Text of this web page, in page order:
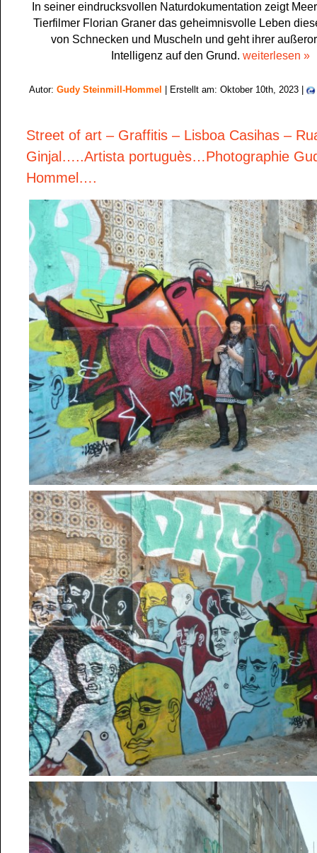
In seiner eindrucksvollen Naturdokumentation zeigt
Tierfilmer Florian Graner das geheimnisvolle Leben
von Schnecken und Muscheln und geht ihrer
Intelligenz auf den Grund. weiterlesen »
Autor: Gudy Steinmill-Hommel | Erstellt am: Oktober 10th, 2023 |
Street of art – Graffitis – Lisboa Casihas –
Ginjal…..Artista portuguès…Photographie
Hommel….